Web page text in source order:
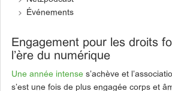
Événements
Engagement pour les droits
l’ère du numérique
Une année intense s’achève et
s’est une fois de plus engagée corps et